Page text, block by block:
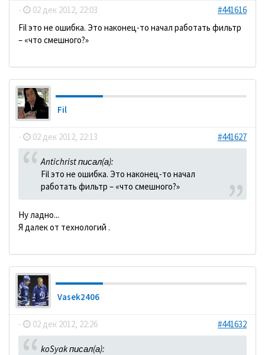
- 02 дек 2012, 22:03
#441616
Fil это не ошибка. Это наконец-то начал работать фильтр
– «что смешного?»
Fil
- 02 дек 2012, 22:13 #441627
Antichrist писал(а):
Fil это не ошибка. Это наконец-то начал
работать фильтр – «что смешного?»
Ну ладно...
Я далек от технологий .
Vasek2406
- 02 дек 2012, 22:26 #441632
koSyak писал(а):